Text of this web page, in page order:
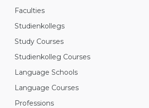
Faculties
Studienkollegs
Study Courses
Studienkolleg Courses
Language Schools
Language Courses
Professions